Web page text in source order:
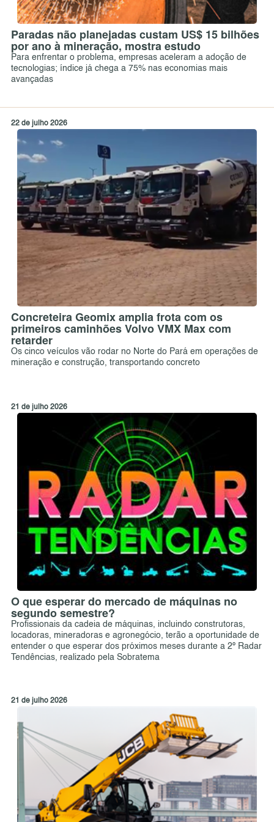
Paradas não planejadas custam US$ 15 bilhões
por ano à mineração, mostra estudo
Para enfrentar o problema, empresas aceleram a adoção de
tecnologias; índice já chega a 75% nas economias mais
avançadas
22 de julho 2026
Concreteira Geomix amplia frota com os
primeiros caminhões Volvo VMX Max com
retarder
Os cinco veículos vão rodar no Norte do Pará em operações de
mineração e construção, transportando concreto
21 de julho 2026
O que esperar do mercado de máquinas no
segundo semestre?
Profissionais da cadeia de máquinas, incluindo construtoras,
locadoras, mineradoras e agronegócio, terão a oportunidade de
entender o que esperar dos próximos meses durante a 2º Radar
Tendências, realizado pela Sobratema
21 de julho 2026